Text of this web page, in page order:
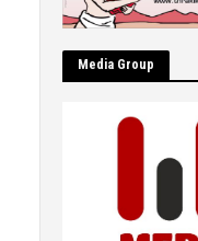
Μedia Group